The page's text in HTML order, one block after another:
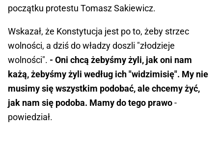
początku protestu Tomasz Sakiewicz.
Wskazał, że Konstytucja jest po to, żeby strzec
wolności, a dziś do władzy doszli "złodzieje
wolności". - Oni chcą żebyśmy żyli, jak oni nam
każą, żebyśmy żyli według ich "widzimisię". My nie
musimy się wszystkim podobać, ale chcemy żyć,
jak nam się podoba. Mamy do tego prawo-
powiedział.